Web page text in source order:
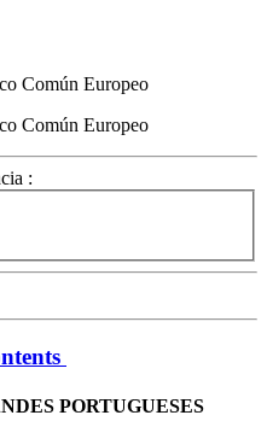
Común Europeo
Común Europeo
:
PORTUGUESES